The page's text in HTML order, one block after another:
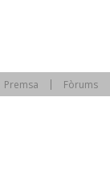
Premsa Fòrums